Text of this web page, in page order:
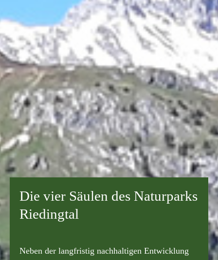
Die vier Säulen des Naturparks
Riedingtal
Neben der langfristig nachhaltigen Entwicklung